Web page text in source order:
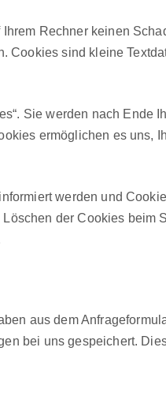
Rech­n­er keinen
sind kleine
Sie wer­den nach Ende
ermöglichen es uns,
wer­den und
der Cook­ies
aus dem
bei uns gespe­ichert.